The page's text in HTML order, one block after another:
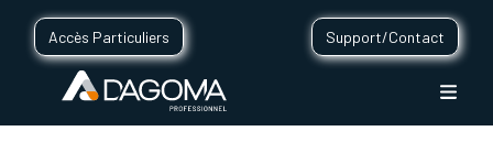
Accès Particuliers Support/Contact